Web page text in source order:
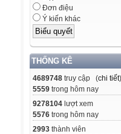
Đơn điệu
Ý kiến khác
THỐNG KÊ
4689748 truy cập (chi tiết)
5559 trong hôm nay
9278104 lượt xem
5576 trong hôm nay
2993 thành viên